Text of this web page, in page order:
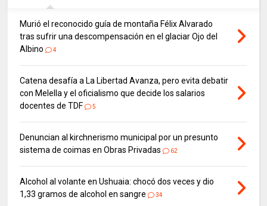
Murió el reconocido guía de montaña Félix Alvarado
tras sufrir una descompensación en el glaciar Ojo del
Albino
4
Catena desafía a La Libertad Avanza, pero evita debatir
con Melella y el oficialismo que decide los salarios
docentes de TDF
5
Denuncian al kirchnerismo municipal por un presunto
sistema de coimas en Obras Privadas
62
Alcohol al volante en Ushuaia: chocó dos veces y dio
1,33 gramos de alcohol en sangre
34